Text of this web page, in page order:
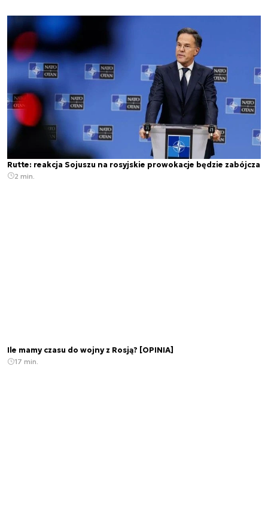
Rutte: reakcja Sojuszu na rosyjskie prowokacje będzie zabójcza
2 min.
Ile mamy czasu do wojny z Rosją? [OPINIA]
17 min.